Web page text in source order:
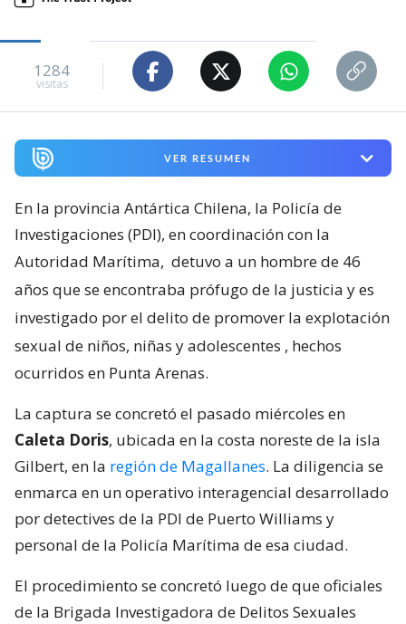
1284
visitas
VER RESUMEN
En la provincia Antártica Chilena, la Policía de
Investigaciones (PDI), en coordinación con la
Autoridad Marítima, detuvo a un hombre de 46
años que se encontraba prófugo de la justicia y es
investigado por el delito de promover la explotación
sexual de niños, niñas y adolescentes , hechos
ocurridos en Punta Arenas.
La captura se concretó el pasado miércoles en
Caleta Doris, ubicada en la costa noreste de la isla
Gilbert, en la región de Magallanes. La diligencia se
enmarca en un operativo interagencial desarrollado
por detectives de la PDI de Puerto Williams y
personal de la Policía Marítima de esa ciudad.
El procedimiento se concretó luego de que oficiales
de la Brigada Investigadora de Delitos Sexuales